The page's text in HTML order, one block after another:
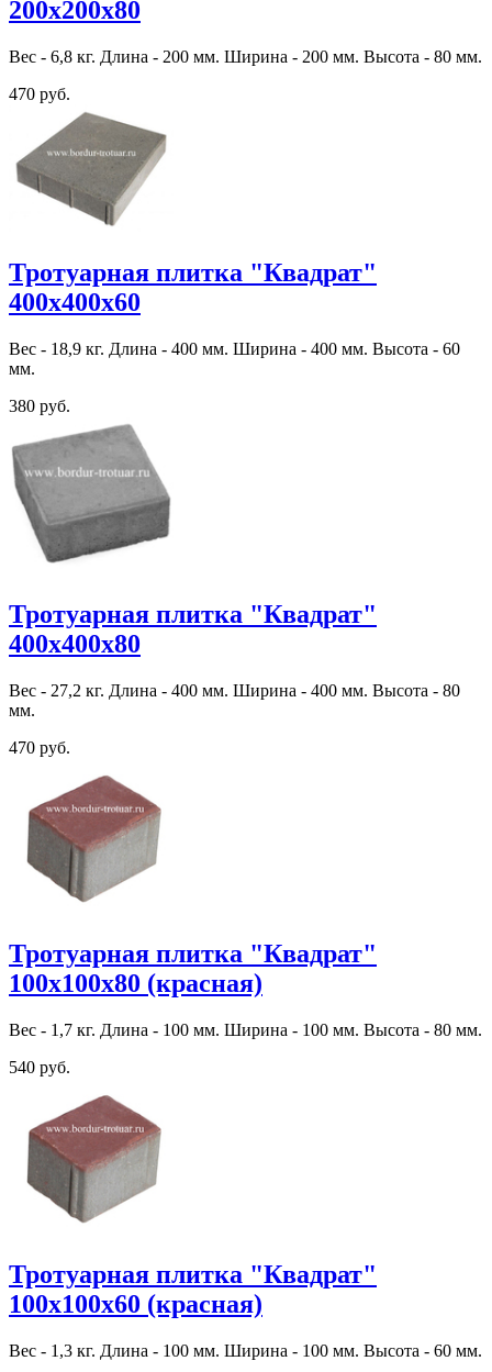
200х200х80
Вес - 6,8 кг. Длина - 200 мм. Ширина - 200 мм. Высота - 80 мм.
470 руб.
Тротуарная плитка "Квадрат"
400х400х60
Вес - 18,9 кг. Длина - 400 мм. Ширина - 400 мм. Высота - 60
мм.
380 руб.
Тротуарная плитка "Квадрат"
400х400х80
Вес - 27,2 кг. Длина - 400 мм. Ширина - 400 мм. Высота - 80
мм.
470 руб.
Тротуарная плитка "Квадрат"
100х100х80 (красная)
Вес - 1,7 кг. Длина - 100 мм. Ширина - 100 мм. Высота - 80 мм.
540 руб.
Тротуарная плитка "Квадрат"
100х100х60 (красная)
Вес - 1,3 кг. Длина - 100 мм. Ширина - 100 мм. Высота - 60 мм.